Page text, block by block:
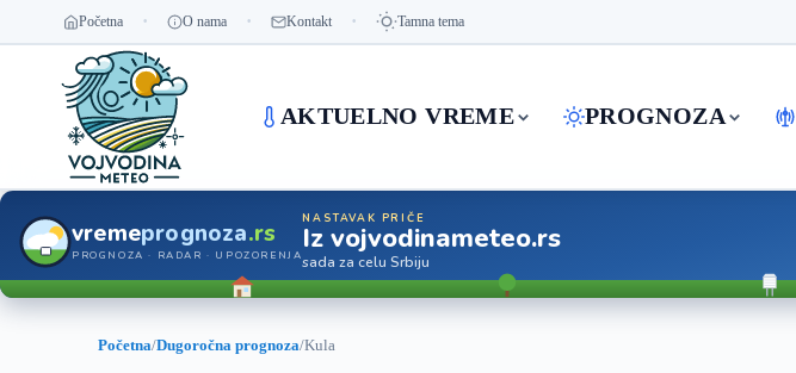
Početna O nama Kontakt Tamna tema
AKTUELNO VREME PROGNOZA
vremeprognoza.rs
PROGNOZA · RADAR · UPOZORENJA
NASTAVAK PRIČE
Iz vojvodinameteo.rs
sada za celu Srbiju
Početna/Dugoročna prognoza/Kula